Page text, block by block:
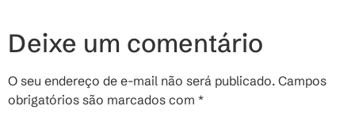
Deixe um comentário
O seu endereço de e-mail não será publicado. Campos
obrigatórios são marcados com *